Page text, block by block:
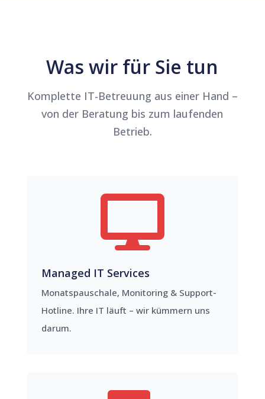
Was wir für Sie tun
Komplette IT-Betreuung aus einer Hand –
von der Beratung bis zum laufenden
Betrieb.

Managed IT Services
Monatspauschale, Monitoring & Support-
Hotline. Ihre IT läuft – wir kümmern uns
darum.